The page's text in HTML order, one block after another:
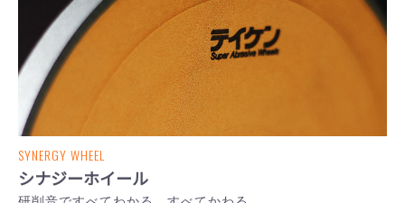
SYNERGY WHEEL
シナジーホイール